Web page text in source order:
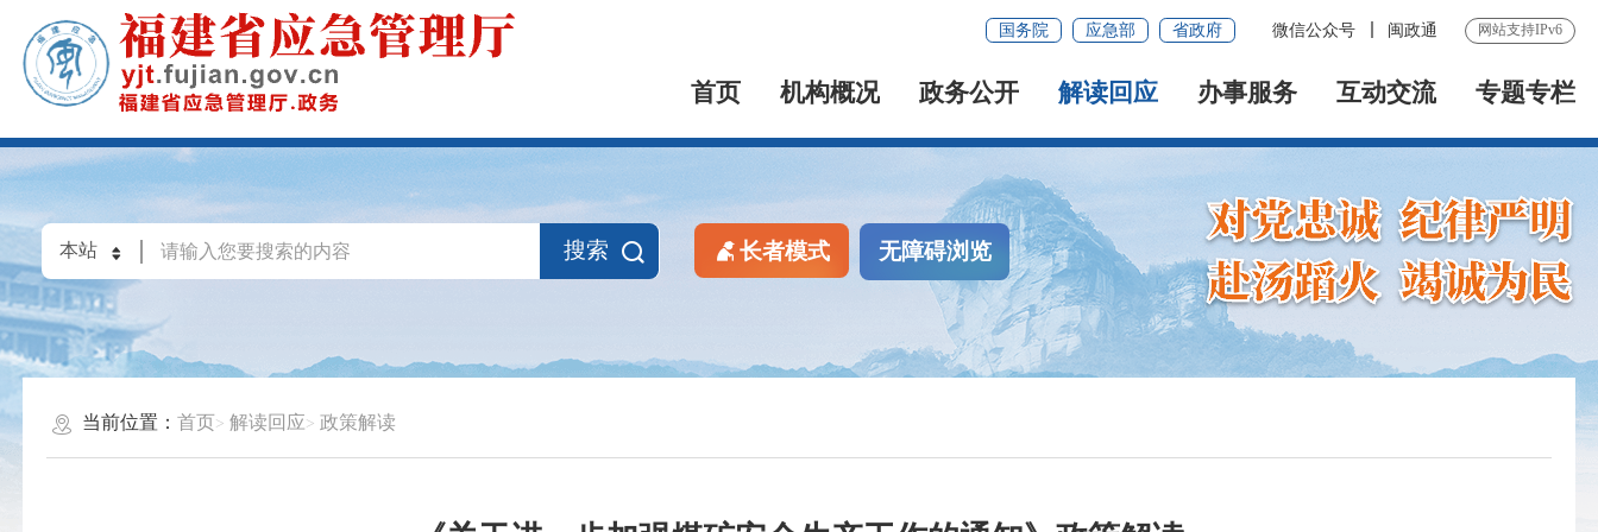
国务院 应急部 省政府 微信公众号 闽政通 网站支持IPv6
首页 机构概况 政务公开 解读回应 办事服务 互动交流 专题专栏
搜索 长者模式 无障碍浏览
当前位置：首页 解读回应 政策解读